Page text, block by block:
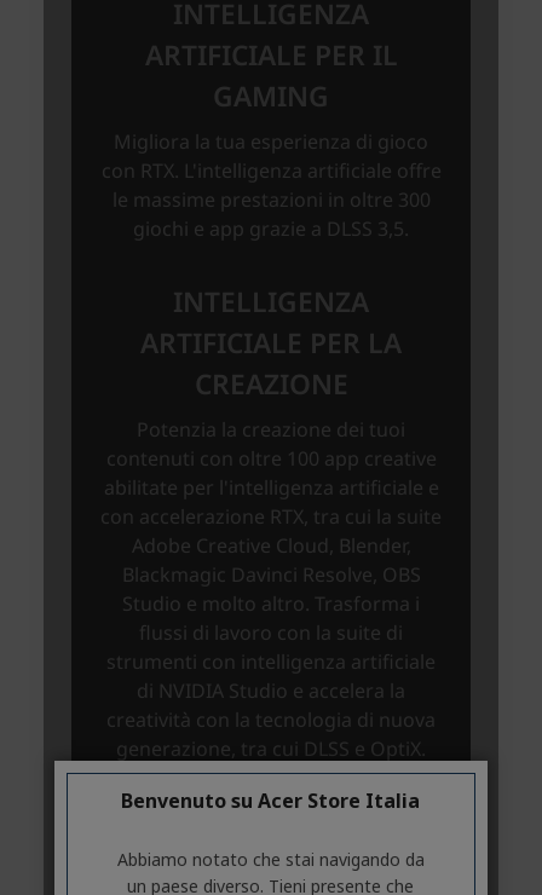
Benvenuto su Acer Store Italia
Abbiamo notato che stai navigando da
un paese diverso. Tieni presente che